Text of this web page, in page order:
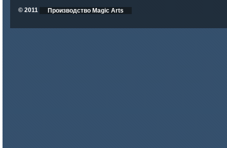
цена по запросу
Бумага огнеупорная керамическая
© 2011 Производство Magic Arts